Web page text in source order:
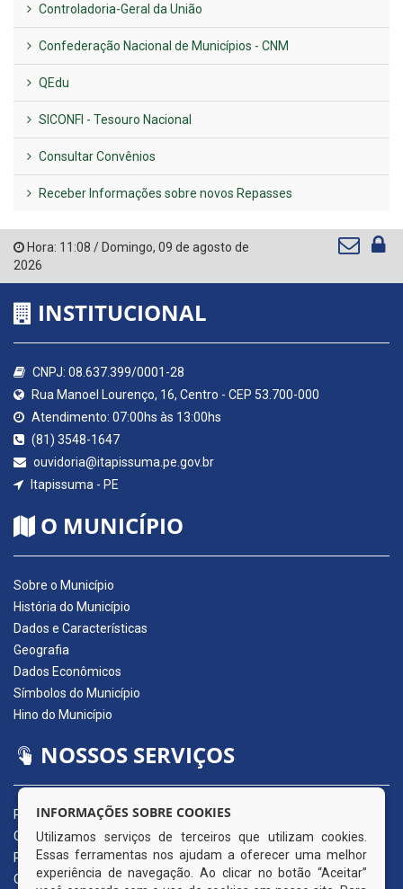
Controladoria-Geral da União
Confederação Nacional de Municípios - CNM
QEdu
SICONFI - Tesouro Nacional
Consultar Convênios
Receber Informações sobre novos Repasses
Hora: 11:08 / Domingo, 09 de agosto de
2026
INSTITUCIONAL
CNPJ: 08.637.399/0001-28
Rua Manoel Lourenço, 16, Centro - CEP 53.700-000
Atendimento: 07:00hs às 13:00hs
(81) 3548-1647
ouvidoria@itapissuma.pe.gov.br
Itapissuma - PE
O MUNICÍPIO
Sobre o Município
História do Município
Dados e Características
Geografia
Dados Econômicos
Símbolos do Município
Hino do Município
NOSSOS SERVIÇOS
Portal da Transparência
Carta de Serviços ao Usuário
Pedido de Acesso à Informação (e-SIC)
Ouvidoria Municipal
INFORMAÇÕES SOBRE COOKIES
Utilizamos serviços de terceiros que utilizam cookies.
Essas ferramentas nos ajudam a oferecer uma melhor
experiência de navegação. Ao clicar no botão “Aceitar”